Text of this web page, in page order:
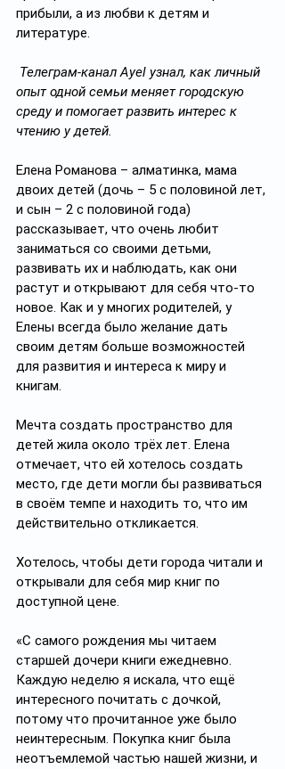
прибыли, а из любви к детям и
литературе.
опыт одной семьи меняет городскую
среду и помогает развить интерес к
чтению у детей.
Елена Романова – алматинка, мама
двоих детей (дочь – 5 с половиной лет,
и сын – 2 с половиной года)
рассказывает, что очень любит
заниматься со своими детьми,
развивать их и наблюдать, как они
растут и открывают для себя что-то
новое. Как и у многих родителей, у
Елены всегда было желание дать
своим детям больше возможностей
для развития и интереса к миру и
книгам.
Мечта создать пространство для
детей жила около трёх лет. Елена
отмечает, что ей хотелось создать
место, где дети могли бы развиваться
в своём темпе и находить то, что им
действительно откликается.
Хотелось, чтобы дети города читали и
открывали для себя мир книг по
доступной цене.
«С самого рождения мы читаем
старшей дочери книги ежедневно.
Каждую неделю я искала, что ещё
интересного почитать с дочкой,
потому что прочитанное уже было
неинтересным. Покупка книг была
неотъемлемой частью нашей жизни, и